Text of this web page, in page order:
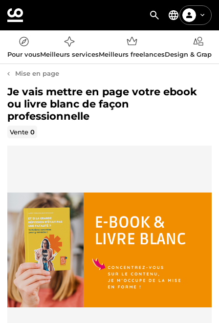
Pour vousMeilleurs servicesMeilleurs freelancesDesign &
Mise en page
Je vais mettre en page votre ebook
ou livre blanc de façon
professionnelle
Vente0